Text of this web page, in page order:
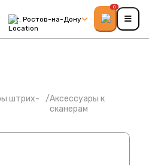
г. Ростов-на-Дону
0
штрих-
/Аксессуары к
сканерам